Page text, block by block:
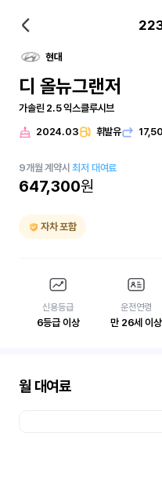
현대
디 올뉴그랜저
가솔린 2.5 익스클루시브
2024.03 휘발유
9개월 계약시최저 대여료
647,300원
자차 포함
신용등급
6등급 이상
운전연령
만 26세 이상
월 대여료